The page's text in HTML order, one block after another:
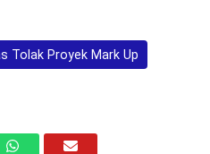
Tolak Proyek Mark Up